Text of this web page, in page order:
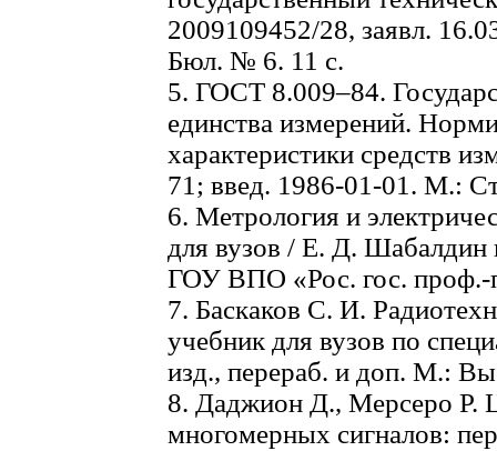
2009109452/28, заявл.
Бюл. № 6. 11 с.
5. ГОСТ 8.009–84.
единства измерений.
характеристики средств
71; введ. 1986-01-01. М.:
6. Метрология и
для вузов / Е. Д. Шабалдин
ГОУ ВПО «Рос. гос. проф.-
7. Баскаков С. И.
учебник для вузов по
изд., перераб. и доп. М.:
8. Даджион Д., Мерсеро Р.
многомерных сигналов: